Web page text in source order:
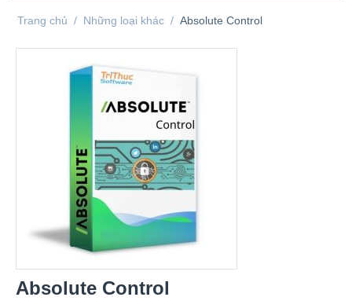
Trang chủ / Những loại khác / Absolute Control
Absolute Control